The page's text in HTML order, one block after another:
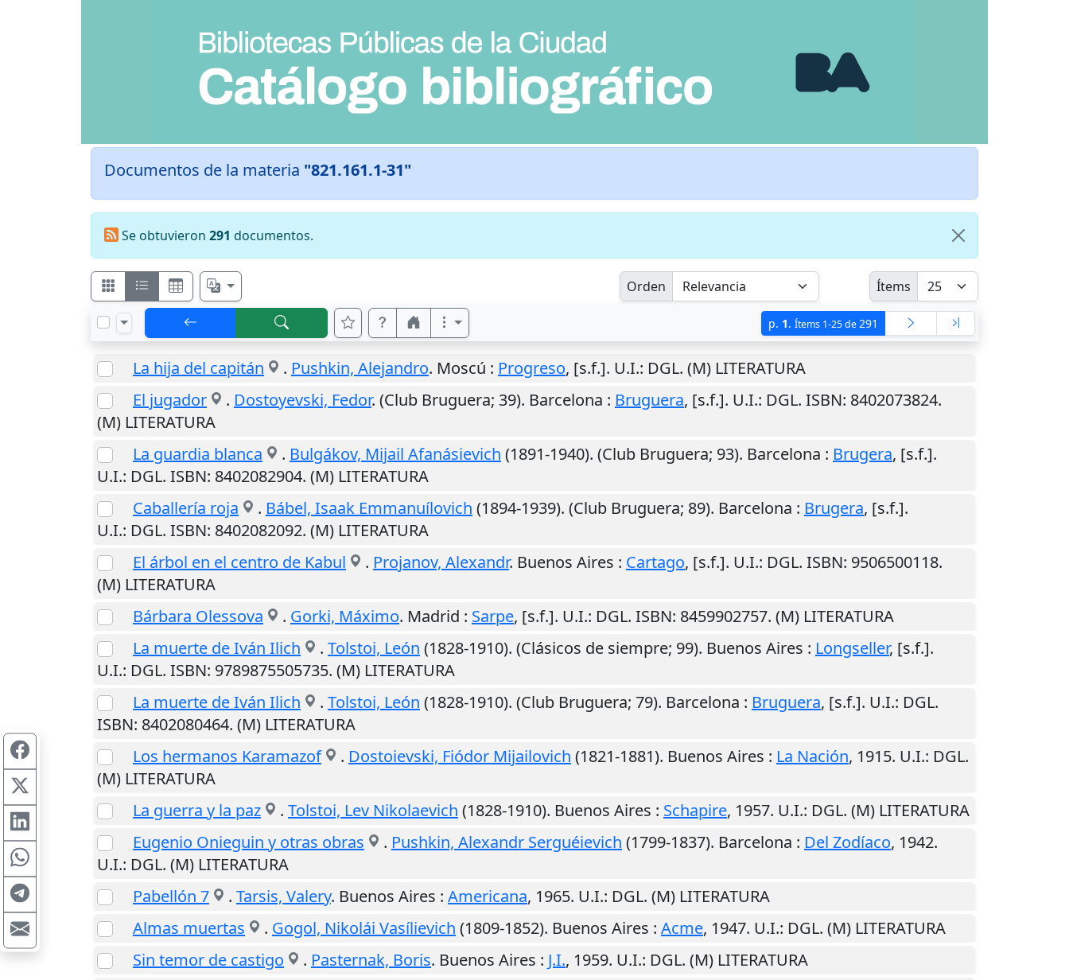
Documentos de la materia "821.161.1-31"
Se obtuvieron 291 documentos.
Orden Ítems
p. 1.Ítems 1-25 de291
La hija del capitán . Pushkin, Alejandro. Moscú : Progreso, [s.f.]. U.I.: DGL. (M) LITERATURA
El jugador
. Dostoyevski, Fedor. (Club Bruguera; 39). Barcelona : Bruguera, [s.f.]. U.I.: DGL. ISBN: 8402073824.
(M) LITERATURA
La guardia blanca
. Bulgákov, Mijail Afanásievich (1891-1940). (Club Bruguera; 93). Barcelona : Brugera, [s.f.].
U.I.: DGL. ISBN: 8402082904. (M) LITERATURA
Caballería roja
. Bábel, Isaak Emmanuílovich (1894-1939). (Club Bruguera; 89). Barcelona : Brugera, [s.f.].
U.I.: DGL. ISBN: 8402082092. (M) LITERATURA
El árbol en el centro de Kabul
. Projanov, Alexandr. Buenos Aires : Cartago, [s.f.]. U.I.: DGL. ISBN: 9506500118.
(M) LITERATURA
Bárbara Olessova
. Gorki, Máximo. Madrid : Sarpe, [s.f.]. U.I.: DGL. ISBN: 8459902757. (M) LITERATURA
La muerte de Iván Ilich
. Tolstoi, León (1828-1910). (Clásicos de siempre; 99). Buenos Aires : Longseller, [s.f.].
U.I.: DGL. ISBN: 9789875505735. (M) LITERATURA
La muerte de Iván Ilich
. Tolstoi, León (1828-1910). (Club Bruguera; 79). Barcelona : Bruguera, [s.f.]. U.I.: DGL.
ISBN: 8402080464. (M) LITERATURA
Los hermanos Karamazof
. Dostoievski, Fiódor Mijailovich (1821-1881). Buenos Aires : La Nación, 1915. U.I.: DGL.
(M) LITERATURA
La guerra y la paz
. Tolstoi, Lev Nikolaevich (1828-1910). Buenos Aires : Schapire, 1957. U.I.: DGL. (M) LITERATURA
Eugenio Onieguin y otras obras
. Pushkin, Alexandr Serguéievich (1799-1837). Barcelona : Del Zodíaco, 1942.
U.I.: DGL. (M) LITERATURA
Pabellón 7
. Tarsis, Valery. Buenos Aires : Americana, 1965. U.I.: DGL. (M) LITERATURA
Almas muertas
. Gogol, Nikolái Vasílievich (1809-1852). Buenos Aires : Acme, 1947. U.I.: DGL. (M) LITERATURA
Sin temor de castigo
. Pasternak, Boris. Buenos Aires : J.I., 1959. U.I.: DGL. (M) LITERATURA